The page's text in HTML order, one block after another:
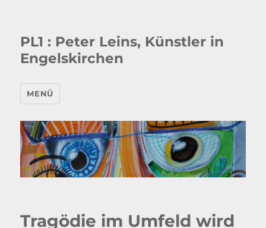
PL1 : Peter Leins, Künstler in
Engelskirchen
MENÜ
Tragödie im Umfeld wird